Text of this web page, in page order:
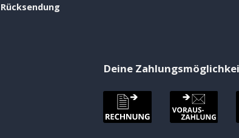
Rücksendung
Deine